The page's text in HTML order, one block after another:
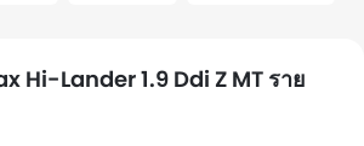
Hi-Lander 1.9 Ddi Z MT ราย